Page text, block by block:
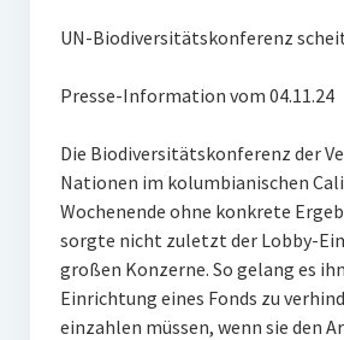
UN-Biodiversitätskonferenz
Presse-Information vom 04.11.24
Die Biodiversitätskonferenz der
Nationen im kolumbianischen
Wochenende ohne konkrete
sorgte nicht zuletzt der Lobby-
großen Konzerne. So gelang es
Einrichtung eines Fonds zu
einzahlen müssen, wenn sie den